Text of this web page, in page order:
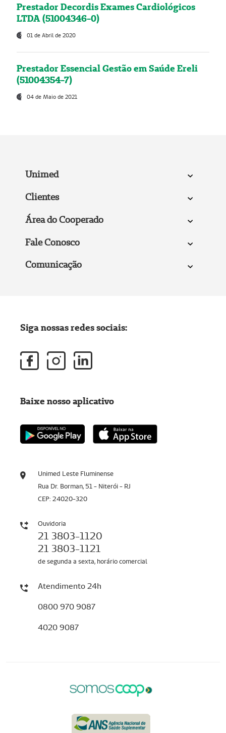
Prestador Decordis Exames Cardiológicos
LTDA (51004346-0)
01 de Abril de 2020
Prestador Essencial Gestão em Saúde Ereli
(51004354-7)
04 de Maio de 2021
Unimed
Clientes
Área do Cooperado
Fale Conosco
Comunicação
Unimed Leste Fluminense
Rua Dr. Borman, 51 - Niterói - RJ
CEP: 24020-320
Ouvidoria
21 3803-1120
21 3803-1121
de segunda a sexta, horário comercial
Atendimento 24h
0800 970 9087
4020 9087
Siga nossas redes sociais:
Baixe nosso aplicativo